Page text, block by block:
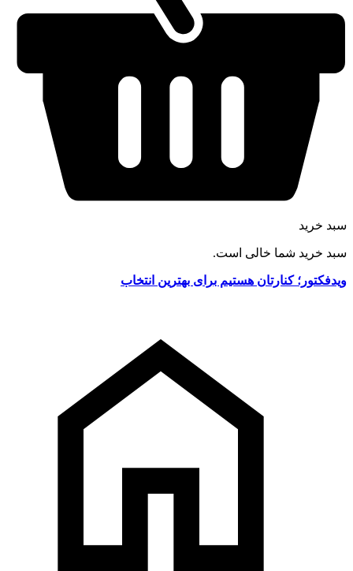
سبد خرید
سبد خرید شما خالی است.
ویدفکتور؛ کنارتان هستیم برای بهترین انتخاب